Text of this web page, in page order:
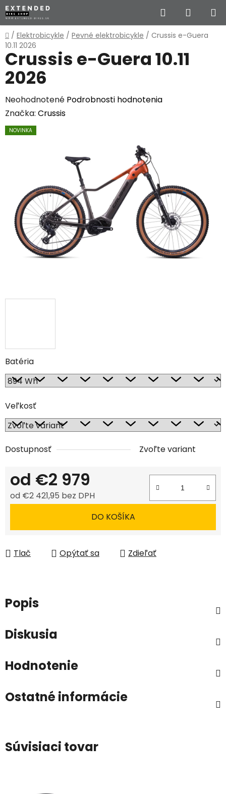
Prejsť
na
obsah
Hľadať
KOŠÍK
Domov
/ Elektrobicykle / Pevné elektrobicykle / Crussis e-Guera
10.11 2026
Batéria
Veľkosť
Dostupnosť Zvoľte variant
od €2 979
od €2 421,95 bez DPH
DO KOŠÍKA
Tlač Opýtať sa Zdieľať
Crussis e-Guera 10.11
2026
Priemerné
hodnotenie
produktu
hviezdičiek.
Neohodnotené Podrobnosti hodnotenia
Značka: Crussis
NOVINKA
Popis
Diskusia
Hodnotenie
Ostatné informácie
Súvisiaci tovar